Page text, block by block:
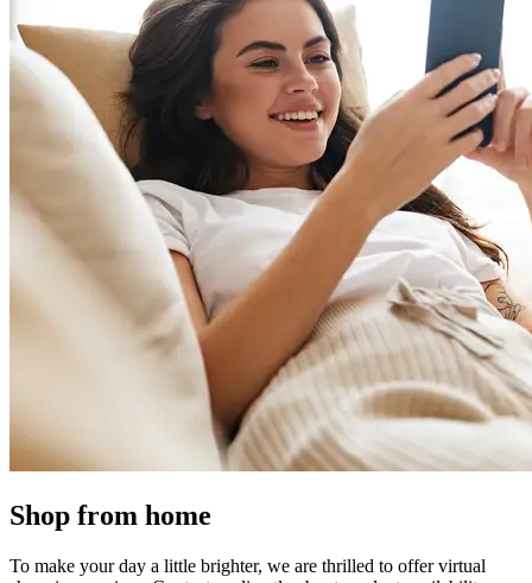
Shop from home
To make your day a little brighter, we are thrilled to offer virtual